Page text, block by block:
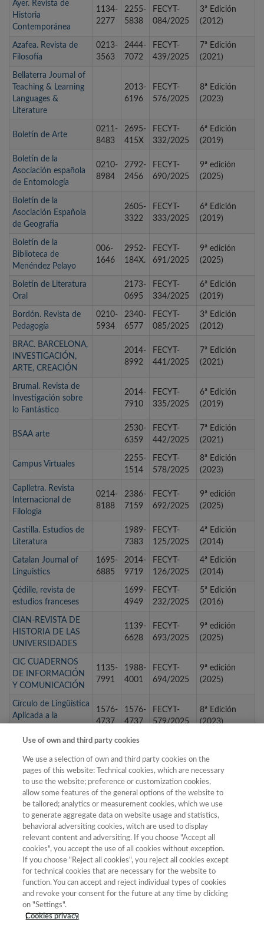
Ayer. Revista de
Historia
Contemporánea
1134-
2277
2255-
5838
FECYT-
084/2025
3ª Edición
(2012)
Azafea. Revista de
Filosofía
0213-
3563
2444-
7072
FECYT-
439/2025
7ª Edición
(2021)
Bellaterra Journal of
Teaching & Learning
Languages &
Literature
2013-
6196
FECYT-
576/2025
8ª Edición
(2023)
Boletín de Arte
0211-
8483
2695-
415X
FECYT-
332/2025
6ª Edición
(2019)
Boletín de la
Asociación española
de Entomología
0210-
8984
2792-
2456
FECYT-
690/2025
9ª edición
(2025)
Boletín de la
Asociación Española
de Geografía
2605-
3322
FECYT-
333/2025
6ª Edición
(2019)
Boletín de la
Biblioteca de
Menéndez Pelayo
006-
1646
2952-
184X.
FECYT-
691/2025
9ª edición
(2025)
Boletín de Literatura
Oral
2173-
0695
FECYT-
334/2025
6ª Edición
(2019)
Bordón. Revista de
Pedagogía
0210-
5934
2340-
6577
FECYT-
085/2025
3ª Edición
(2012)
BRAC. BARCELONA,
INVESTIGACIÓN,
ARTE, CREACIÓN
2014-
8992
FECYT-
441/2025
7ª Edición
(2021)
Brumal. Revista de
Investigación sobre
lo Fantástico
2014-
7910
FECYT-
335/2025
6ª Edición
(2019)
BSAA arte
2530-
6359
FECYT-
442/2025
7ª Edición
(2021)
Campus Virtuales
2255-
1514
FECYT-
578/2025
8ª Edición
(2023)
Caplletra. Revista
Internacional de
Filologia
0214-
8188
2386-
7159
FECYT-
692/2025
9ª edición
(2025)
Castilla. Estudios de
Literatura
1989-
7383
FECYT-
125/2025
4ª Edición
(2014)
Catalan Journal of
Linguistics
1695-
6885
2014-
9719
FECYT-
126/2025
4ª Edición
(2014)
Çédille, revista de
estudios franceses
1699-
4949
FECYT-
232/2025
5ª Edición
(2016)
CIAN-REVISTA DE
HISTORIA DE LAS
UNIVERSIDADES
1139-
6628
FECYT-
693/2025
9ª edición
(2025)
CIC CUADERNOS
DE INFORMACIÓN
Y COMUNICACIÓN
1135-
7991
1988-
4001
FECYT-
694/2025
9ª edición
(2025)
Círculo de Lingüística
Aplicada a la
1576-
4737
1576-
4737
FECYT-
579/2025
8ª Edición
(2023)
revista de economía
pública, social y
cooperativa
0213-
8093
1989-
6816
FECYT-
042/2025
2ª Edición
(2011)
CIRIEC-España,
Revista Jurídica de
Economía Social y
Cooperativa
1577-
4430
1989-
7332
127/2025
4ª Edición
(2014)
« primera 1 2 3 4 6
9 … siguiente › última »
Use of own and third party cookies
We use a selection of own and third party cookies on the
pages of this website: Technical cookies, which are necessary
to use the website; preference or customization cookies,
allow some features of the general options of the website to
be tailored; analytics or measurement cookies, which we use
to generate aggregate data on website usage and statistics,
behavioral adversiting cookies, witch are used to display
relevant content and adversiting. If you choose "Accept all
cookies", you accept the use of all cookies without exception.
If you choose "Reject all cookies", you reject all cookies except
for technical cookies that are necessary for the website to
function. You can accept and reject individual types of cookies
and revoke your consent for the future at any time by clicking
on "Settings".
Cookies privacy